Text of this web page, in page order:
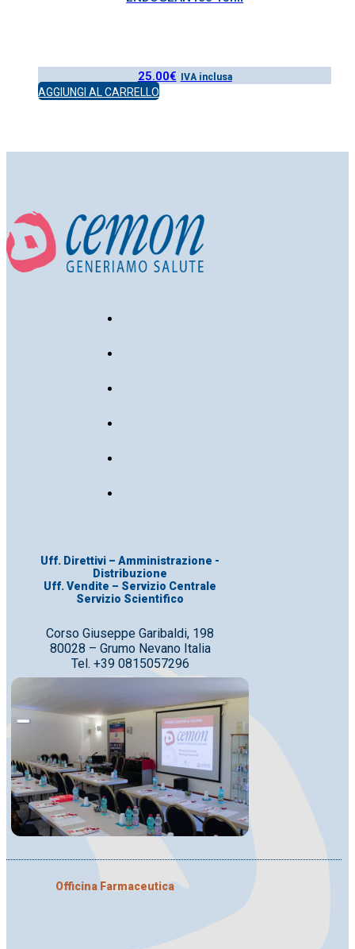
25.00€ IVA inclusa
AGGIUNGI AL CARRELLO
Uff. Direttivi – Amministrazione -
Distribuzione
Uff. Vendite – Servizio Centrale
Servizio Scientifico
Corso Giuseppe Garibaldi, 198
80028 – Grumo Nevano Italia
Tel. +39 0815057296
Officina Farmaceutica